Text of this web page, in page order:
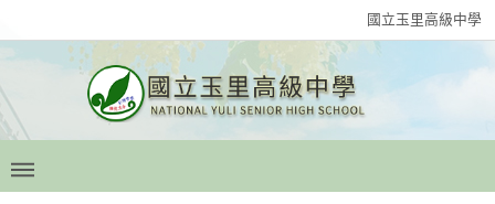
國立玉里高級中學